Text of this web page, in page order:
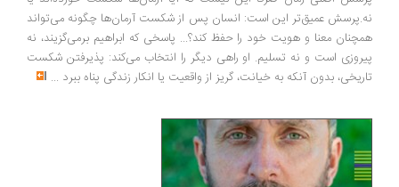
عمیق‌تر این است: انسان پس از شکست آرمان‌ها چگونه می‌تواند
معنا و هویت خود را حفظ کند؟... پاسخی که ابراهیم برمی‌گزیند، نه
است و نه تسلیم. او راهی دیگر را انتخاب می‌کند: پذیرفتن شکست
بدون آنکه به خیانت، گریز از واقعیت یا انکار زندگی پناه ببرد...